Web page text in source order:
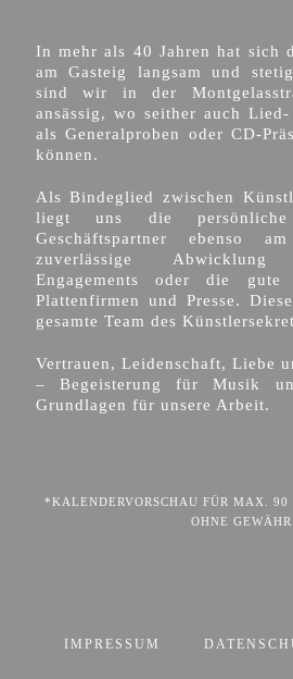
In mehr als 40 Jahren hat sich
am Gasteig langsam und
sind wir in der
ansässig, wo seither auch
als Generalproben oder CD-
können.
Als Bindeglied zwischen
liegt uns die persönliche
Geschäftspartner ebenso
zuverlässige
Engagements oder die gute
Plattenfirmen und Presse.
gesamte Team des
Vertrauen, Leidenschaft, Liebe
– Begeisterung für Musik
Grundlagen für unsere Arbeit.
*KALENDERVORSCHAU FÜR MAX.
OHNE GEWÄHR.
IMPRESSUM